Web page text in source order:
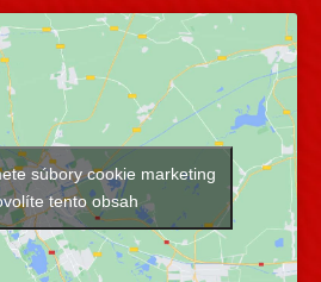
súbory cookie marketing
tento obsah